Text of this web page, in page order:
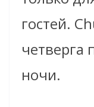
гостей.
четверга
ночи.